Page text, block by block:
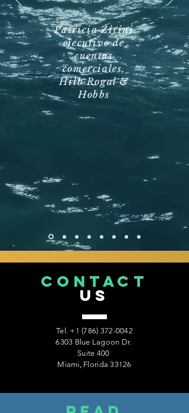
Patricia Zirini
ejecutivo de
cuentas
comerciales,
Hilb Rogal &
Hobbs
CONTACT
US
Tel. +1 (786) 372-0042
6303 Blue Lagoon Dr.
Suite 400
Miami, Florida 33126